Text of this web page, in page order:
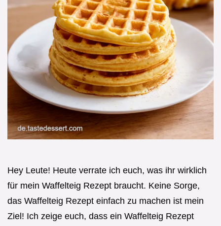
Hey Leute! Heute verrate ich euch, was ihr wirklich
für mein Waffelteig Rezept braucht. Keine Sorge,
das Waffelteig Rezept einfach zu machen ist mein
Ziel! Ich zeige euch, dass ein Waffelteig Rezept